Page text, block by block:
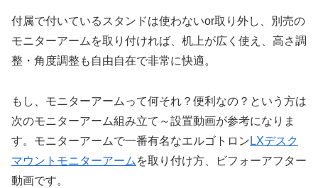
付属で付いているスタンドは使わないor取り外し、別売の
モニターアームを取り付ければ、机上が広く使え、高さ調
整・角度調整も自由自在で非常に快適。
もし、モニターアームって何それ？便利なの？という方は
次のモニターアーム組み立て～設置動画が参考になりま
す。モニターアームで一番有名なエルゴトロン LXデスク
マウントモニターアーム を取り付け方、ビフォーアフター
動画です。